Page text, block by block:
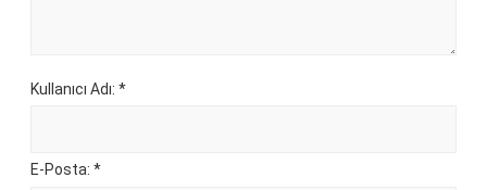
Kullanıcı Adı: *
E-Posta: *